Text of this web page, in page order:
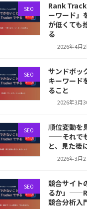
SEO
Rank
ーワード
が低くても
る
2026年4月2
SEO
サンドボ
キーワード
ること
2026年3月
SEO
順位変動を
——それで
と、見た後
2026年3月
SEO
競合サイト
るか」
競合分析入